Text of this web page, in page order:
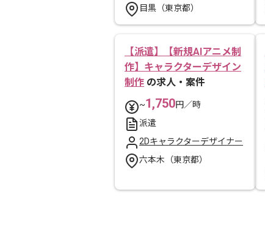
目黒（東京都）
【派遣】【新規AIアニメ制
作】キャラクターデザイン
制作 の求人・案件
~1,750円／時
派遣
2Dキャラクターデザイナー
六本木（東京都）